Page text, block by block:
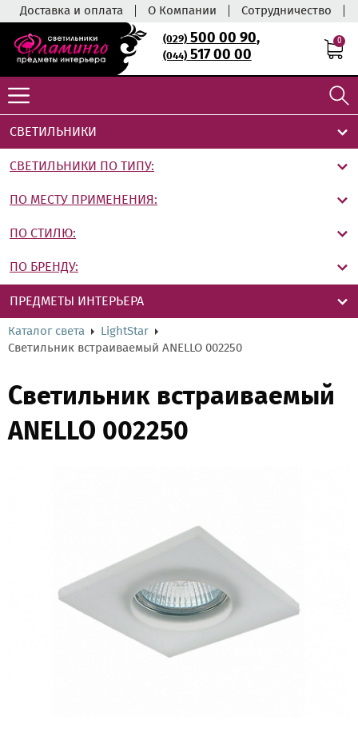
Доставка и оплата О Компании Сотрудничество
(029)500 00 90,
(044)517 00 00
0
СВЕТИЛЬНИКИ
СВЕТИЛЬНИКИ ПО ТИПУ:
ПО МЕСТУ ПРИМЕНЕНИЯ:
ПО СТИЛЮ:
ПО БРЕНДУ:
ПРЕДМЕТЫ ИНТЕРЬЕРА
Каталог света
LightStar
Светильник встраиваемый ANELLO 002250
Светильник встраиваемый
ANELLO 002250